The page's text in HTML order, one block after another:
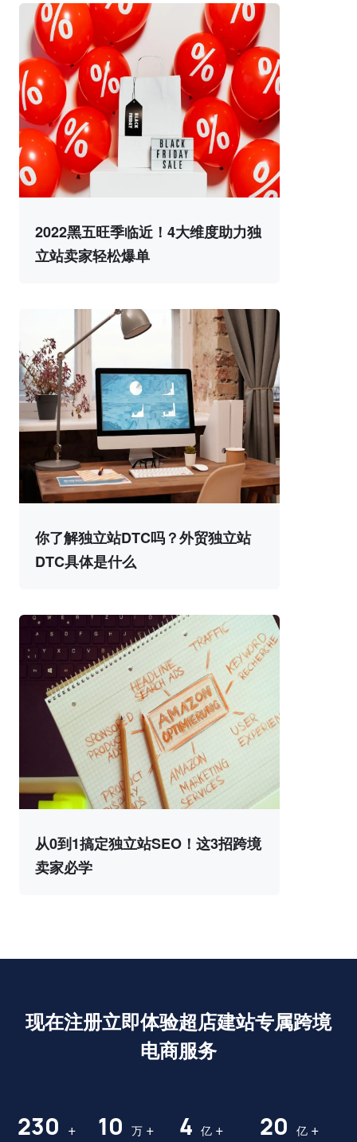
2022黑五旺季临近！4大维度助力独
立站卖家轻松爆单
你了解独立站DTC吗？外贸独立站
DTC具体是什么
从0到1搞定独立站SEO！这3招跨境
卖家必学
现在注册立即体验超店建站专属跨境
电商服务
230 + 10 万 + 4 亿 + 20 亿 +